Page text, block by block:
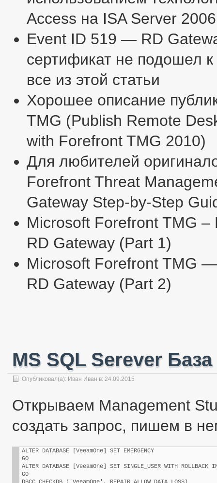
Access на ISA Server 2006
Event ID 519 — RD
сертификат не подошел
все из этой статьи
Хорошее описание
TMG (Publish Remote
with Forefront TMG 2010)
Для любителей
Forefront Threat
Gateway Step-by-Step
Microsoft Forefront TMG –
RD Gateway (Part 1)
Microsoft Forefront TMG
RD Gateway (Part 2)
MS SQL Serever
Опубликовал(а): Иван Иван в: 24.09.2015
Открываем Management
создать запрос, пишем в
ALTER DATABASE [VeeamOne] SET EMERGENCY
GO
ALTER DATABASE [VeeamOne] SET SINGLE_USER WITH ROLLBACK
GO